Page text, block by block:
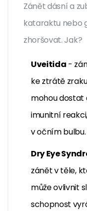
Zánět dásní a
kataraktu nebo
zhoršovat. Jak?
Uveitida -
ke ztrátě
mohou
imunitní
v očním bulbu.
Dry Eye
zánět v těle,
může ovlivnit
schopnost